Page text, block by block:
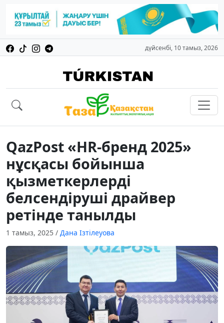
дүйсенбі, 10 тамыз, 2026
QazPost «HR-бренд 2025»
нұсқасы бойынша
қызметкерлерді
белсендіруші драйвер
ретінде танылды
1 тамыз, 2025 / Дана Ізтілеуова